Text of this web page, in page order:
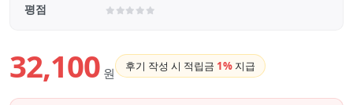
평점
32,100 원 후기 작성 시 적립금 1% 지급